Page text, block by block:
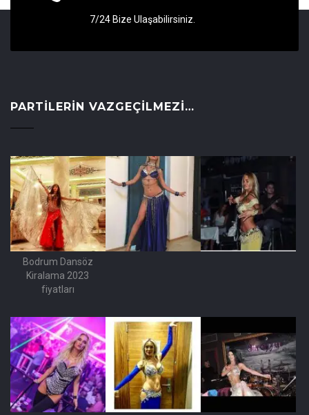
7/24 Bize Ulaşabilirsiniz.
PARTILERIN VAZGEÇILMEZI…
Bodrum Dansöz
Kiralama 2023
fiyatları